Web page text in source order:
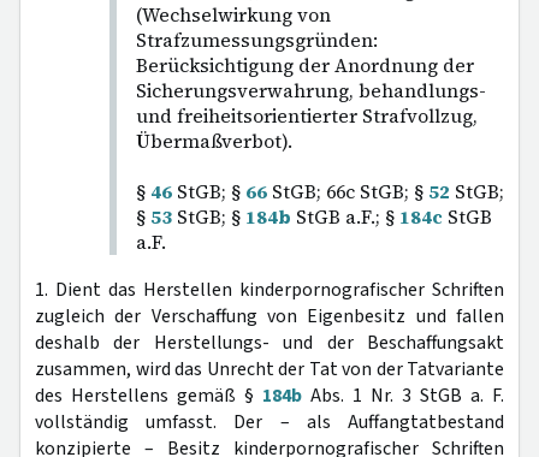
(Wechselwirkung von
Strafzumessungsgründen:
Berücksichtigung der Anordnung der
Sicherungsverwahrung, behandlungs-
und freiheitsorientierter Strafvollzug,
Übermaßverbot).
§ 46 StGB; § 66 StGB; 66c StGB; § 52 StGB;
§ 53 StGB; § 184b StGB a.F.; § 184c StGB
a.F.
1. Dient das Herstellen kinderpornografischer Schriften
zugleich der Verschaffung von Eigenbesitz und fallen
deshalb der Herstellungs- und der Beschaffungsakt
zusammen, wird das Unrecht der Tat von der Tatvariante
des Herstellens gemäß § 184b Abs. 1 Nr. 3 StGB a. F.
vollständig umfasst. Der – als Auffangtatbestand
konzipierte – Besitz kinderpornografischer Schriften